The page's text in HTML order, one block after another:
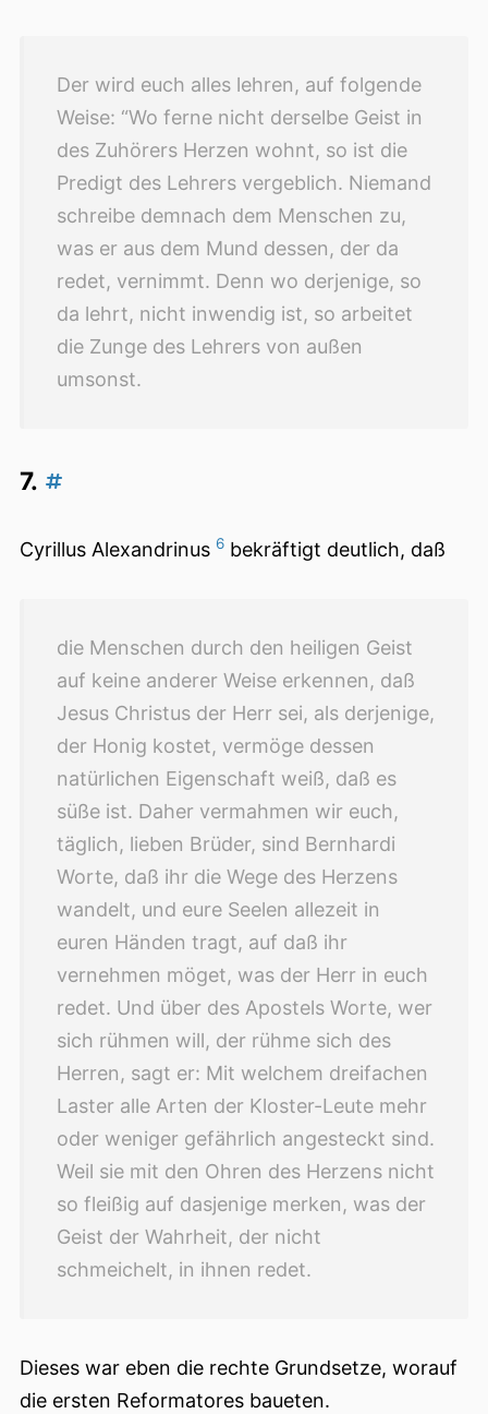
Der wird euch alles lehren, auf folgende
Weise: “Wo ferne nicht derselbe Geist in
des Zuhörers Herzen wohnt, so ist die
Predigt des Lehrers vergeblich. Niemand
schreibe demnach dem Menschen zu,
was er aus dem Mund dessen, der da
redet, vernimmt. Denn wo derjenige, so
da lehrt, nicht inwendig ist, so arbeitet
die Zunge des Lehrers von außen
umsonst.
7.
Cyrillus Alexandrinus 6 bekräftigt deutlich, daß
die Menschen durch den heiligen Geist
auf keine anderer Weise erkennen, daß
Jesus Christus der Herr sei, als derjenige,
der Honig kostet, vermöge dessen
natürlichen Eigenschaft weiß, daß es
süße ist. Daher vermahmen wir euch,
täglich, lieben Brüder, sind Bernhardi
Worte, daß ihr die Wege des Herzens
wandelt, und eure Seelen allezeit in
euren Händen tragt, auf daß ihr
vernehmen möget, was der Herr in euch
redet. Und über des Apostels Worte, wer
sich rühmen will, der rühme sich des
Herren, sagt er: Mit welchem dreifachen
Laster alle Arten der Kloster-Leute mehr
oder weniger gefährlich angesteckt sind.
Weil sie mit den Ohren des Herzens nicht
so fleißig auf dasjenige merken, was der
Geist der Wahrheit, der nicht
schmeichelt, in ihnen redet.
Dieses war eben die rechte Grundsetze, worauf
die ersten Reformatores baueten.